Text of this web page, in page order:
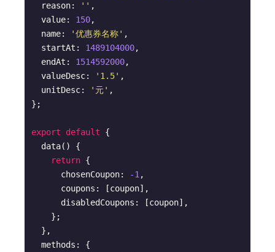
  reason:
'' ,
  value:
150,
  name:
'优惠券名称' ,
  startAt:
1489104000,
  endAt:
1514592000,
  valueDesc:
'1.5' ,
  unitDesc:
'元' ,
};
export default {
return {
      chosenCoupon:
-1 ,